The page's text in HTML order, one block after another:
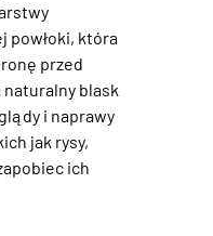
powłoki, która
przed
blask
i naprawy
jak rysy,
ich